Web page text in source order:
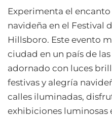
Experimenta el
navideña en el Festival
Hillsboro. Este evento
ciudad en un país de
adornado con luces
festivas y alegría
calles iluminadas,
exhibiciones luminosas